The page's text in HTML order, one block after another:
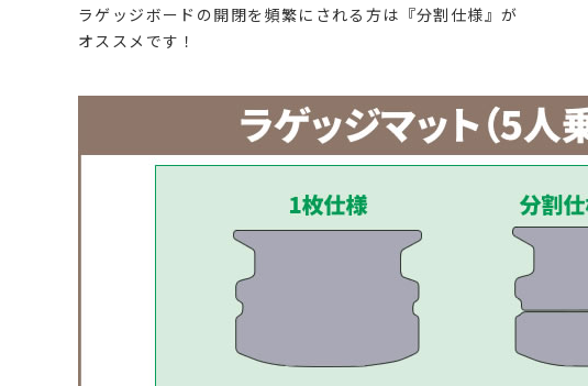
ラゲッジボードの開閉を頻繁にされる方は『分割仕様』が
オススメです！